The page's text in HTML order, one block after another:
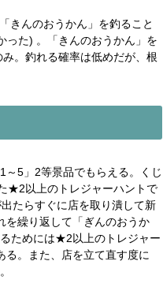
きんのおうかん」を釣ること
った) 。「きんのおうかん」を
。釣れる確率は低めだが、根
5」2等景品でもらえる。くじ
★2以上のトレジャーハントで
たらすぐに店を取り潰して新
を繰り返して「ぎんのおうか
ためには★2以上のトレジャー
る。また、店を立て直す度に